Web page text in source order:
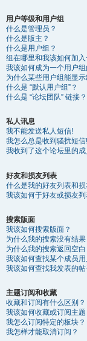
用户等级和用户组
什么是管理员？
什么是版主？
什么是用户组？
组在哪里和我该如何加入
我该如何成为一个用户组
为什么某些用户组能显
什么是 “默认用户组”？
什么是 “论坛团队” 链接？
私人讯息
我不能发送私人短信!
我怎么总是收到骚扰短信!
我收到了这个论坛里的
好友和损友列表
什么是我的好友列表和损
我该如何于好友或损友
搜索版面
我该如何搜索版面？
为什么我的搜索没有结果
为什么我的搜索返回空白
我该如何查找某个成员用
我该如何查找我发表的帖
主题订阅和收藏
收藏和订阅有什么区别？
我该如何收藏或订阅主题
我怎么订阅特定的板块？
我怎样才能取消订阅？